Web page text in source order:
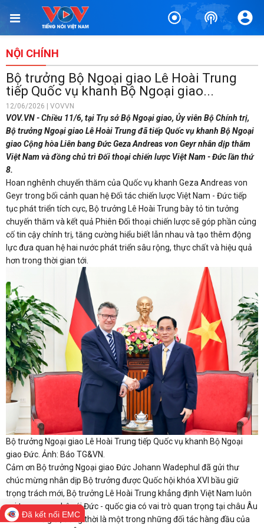
NỘI CHÍNH
Bộ trưởng Bộ Ngoại giao Lê Hoài Trung
tiếp Quốc vụ khanh Bộ Ngoại giao...
12/06/2026 | VOVVN
VOV.VN - Chiều 11/6, tại Trụ sở Bộ Ngoại giao, Ủy viên Bộ Chính trị,
Bộ trưởng Ngoại giao Lê Hoài Trung đã tiếp Quốc vụ khanh Bộ Ngoại
giao Cộng hòa Liên bang Đức Geza Andreas von Geyr nhân dịp thăm
Việt Nam và đồng chủ trì Đối thoại chiến lược Việt Nam - Đức lần thứ
8.
Hoan nghênh chuyến thăm của Quốc vụ khanh Geza Andreas von
Geyr trong bối cảnh quan hệ Đối tác chiến lược Việt Nam - Đức tiếp
tục phát triển tích cực, Bộ trưởng Lê Hoài Trung bày tỏ tin tưởng
chuyến thăm và kết quả Phiên Đối thoại chiến lược sẽ góp phần củng
cố tin cậy chính trị, tăng cường hiểu biết lẫn nhau và tạo thêm động
lực đưa quan hệ hai nước phát triển sâu rộng, thực chất và hiệu quả
hơn trong thời gian tới.
Bộ trưởng Ngoại giao Lê Hoài Trung tiếp Quốc vụ khanh Bộ Ngoại
giao Đức. Ảnh: Báo TG&VN.
Cảm ơn Bộ trưởng Ngoại giao Đức Johann Wadephul đã gửi thư
chúc mừng nhân dịp Bộ trưởng được Quốc hội khóa XVI bầu giữ
trọng trách mới, Bộ trưởng Lê Hoài Trung khẳng định Việt Nam luôn
coi trọng quan hệ với Đức - quốc gia có vai trò quan trọng tại châu Âu
và trên thế giới, đồng thời là một trong những đối tác hàng đầu của
Đã kết nối EMC